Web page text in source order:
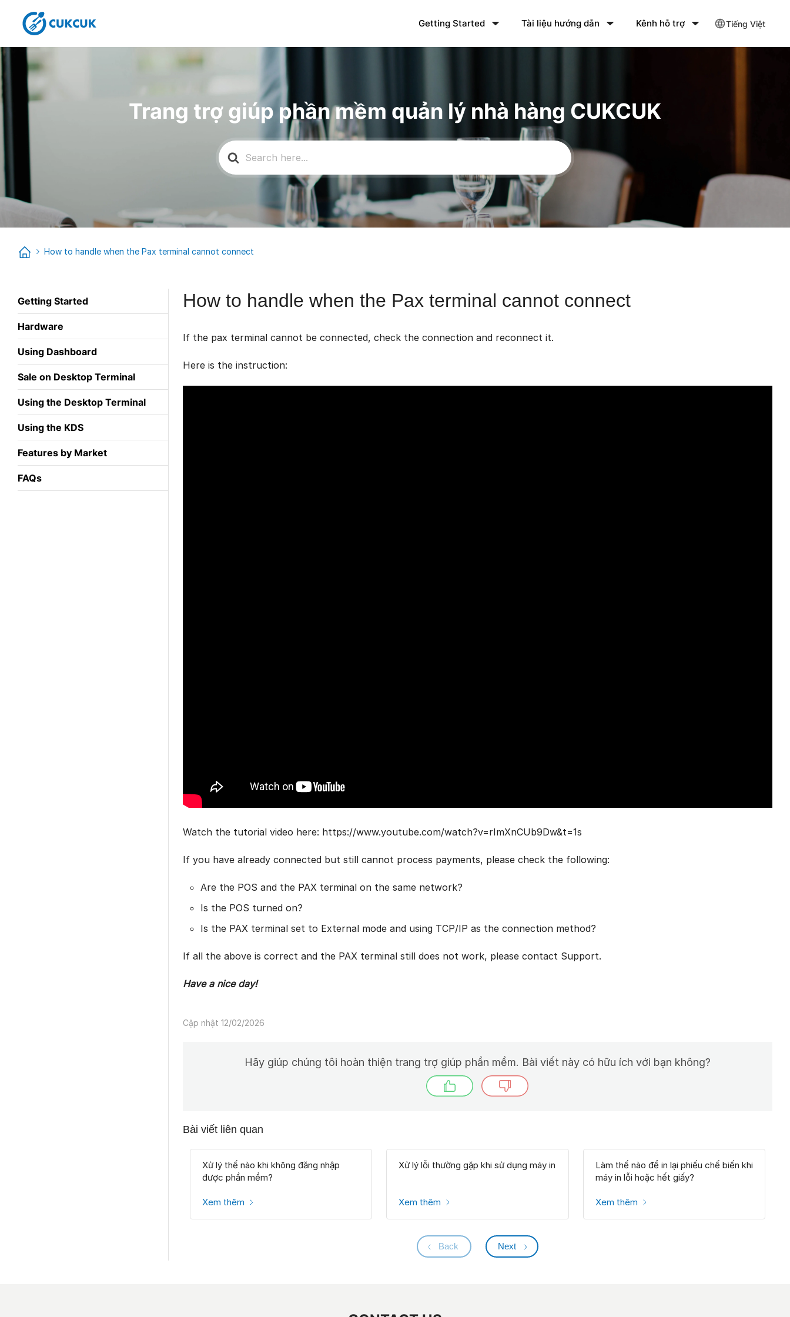
Getting Started Tài liệu hướng dẫn Kênh hỗ trợ Tiếng Việt
Trang trợ giúp phần mềm quản lý nhà hàng CUKCUK
Search
for:
How to handle when the Pax terminal cannot connect
Getting Started
Hardware
Using Dashboard
Sale on Desktop Terminal
Using the Desktop Terminal
Using the KDS
Features by Market
FAQs
How to handle when the Pax terminal cannot connect
If the pax terminal cannot be connected, check the connection and reconnect it.
Here is the instruction:
Watch the tutorial video here: https://www.youtube.com/watch?v=rImXnCUb9Dw&t=1s
If you have already connected but still cannot process payments, please check the following:
Are the POS and the PAX terminal on the same network?
Is the POS turned on?
Is the PAX terminal set to External mode and using TCP/IP as the connection method?
If all the above is correct and the PAX terminal still does not work, please contact Support.
Have a nice day!
Cập nhật 12/02/2026
Hãy giúp chúng tôi hoàn thiện trang trợ giúp phần mềm. Bài viết này có hữu ích với bạn không?
Bài viết liên quan
Xử lý thế nào khi không đăng nhập
được phần mềm?
Xem thêm
Xử lý lỗi thường gặp khi sử dụng máy in
Xem thêm
Làm thế nào để in lại phiếu chế biến khi
máy in lỗi hoặc hết giấy?
Xem thêm
Back Next